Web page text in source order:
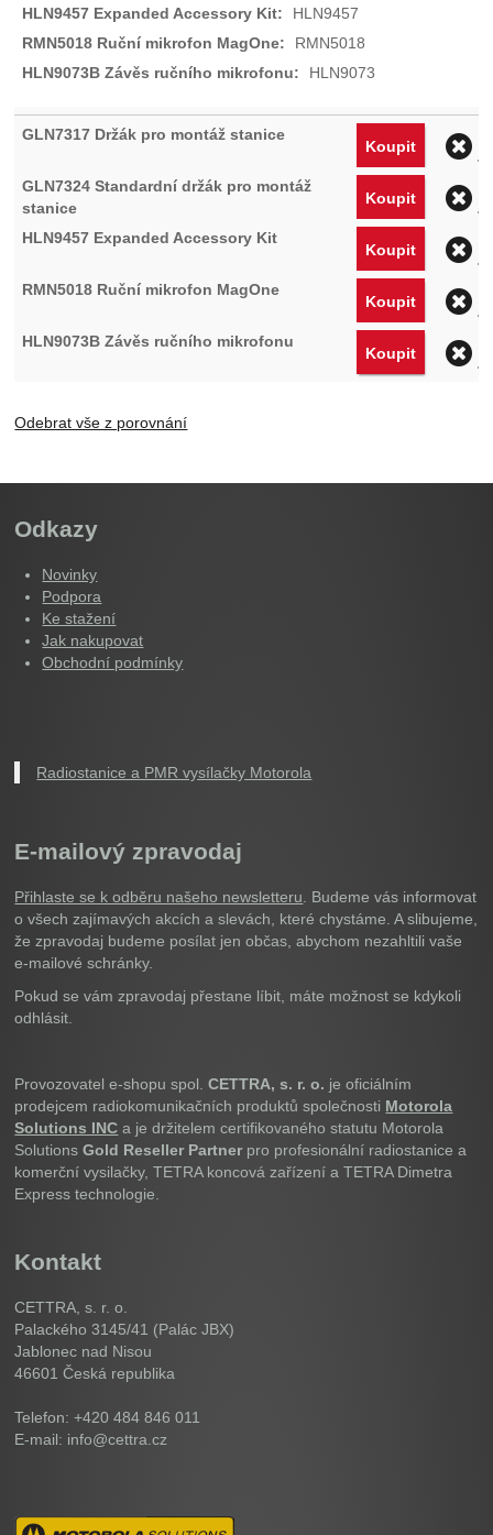
HLN9457
RMN5018
HLN9073
Koupit
Koupit
Koupit
Koupit
Koupit
Odebrat vše z porovnání
Odkazy
Novinky
Podpora
Ke stažení
Jak nakupovat
Obchodní podmínky
Radiostanice a PMR vysílačky Motorola
E-mailový zpravodaj
Přihlaste se k odběru našeho newsletteru . Budeme vás informovat
o všech zajímavých akcích a slevách, které chystáme. A slibujeme,
že zpravodaj budeme posílat jen občas, abychom nezahltili vaše
e-mailové schránky.
Pokud se vám zpravodaj přestane líbit, máte možnost se kdykoli
odhlásit.
Provozovatel e-shopu spol.CETTRA, s. r. o. je oficiálním
prodejcem radiokomunikačních produktů společnosti Motorola
Solutions INC a je držitelem certifikovaného statutu Motorola
SolutionsGold Reseller Partner pro profesionální radiostanice a
komerční vysilačky, TETRA koncová zařízení a TETRA Dimetra
Express technologie.
Kontakt
CETTRA, s. r. o.
Palackého 3145/41 (Palác JBX)
Jablonec nad Nisou
46601Česká republika
Telefon: +420 484 846 011
E-mail: info@cettra.cz